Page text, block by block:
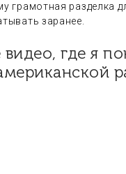
грамотная разделка
заранее.